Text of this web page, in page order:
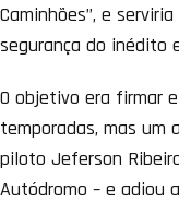
Caminhões”, e
segurança do inédito
O objetivo era firmar
temporadas, mas um
piloto Jeferson
Autódromo – e adiou